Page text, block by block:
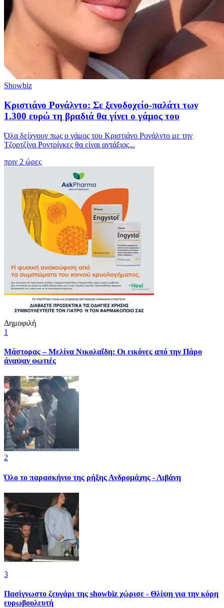
Showbiz
Κριστιάνο Ρονάλντο: Σε ξενοδοχείο-παλάτι των
1.300 ευρώ τη βραδιά θα γίνει ο γάμος του
Όλα δείχνουν πως ο γάμος του Κριστιάνο Ρονάλντο με την
Τζορτζίνα Ροντρίγκες θα είναι αντάξιος...
πριν 2 ώρες
Δημοφιλή
1
Μάστορας – Μελίνα Νικολαΐδη: Οι εικόνες από την Πάρο
άναψαν φωτιές
2
Όλο το παρασκήνιο της ρήξης Ανδρομάχης - Λιβάνη
3
Πασίγνωστο ζευγάρι της showbiz χώρισε - Θλίψη για την κόρη
ευρωβουλευτή